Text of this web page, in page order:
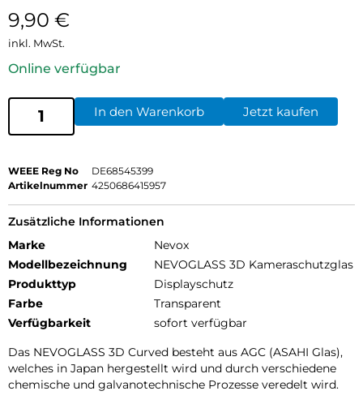
9,90 €
inkl. MwSt.
Online verfügbar
In den Warenkorb Jetzt kaufen
WEEE Reg No
DE68545399
Artikelnummer 4250686415957
Zusätzliche Informationen
Marke
Nevox
Modellbezeichnung
NEVOGLASS 3D Kameraschutzglas
Produkttyp
Displayschutz
Farbe
Transparent
Verfügbarkeit
sofort verfügbar
Das NEVOGLASS 3D Curved besteht aus AGC (ASAHI Glas),
welches in Japan hergestellt wird und durch verschiedene
chemische und galvanotechnische Prozesse veredelt wird.